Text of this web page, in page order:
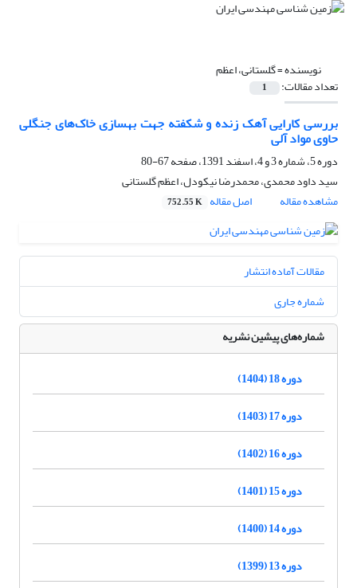
نویسنده =گلستانی، اعظم
تعداد مقالات: 1
بررسی کارایی آهک زنده و شکفته جهت بهسازی خاک‌های جنگلی
حاوی مواد آلی
دوره 5، شماره 3 و 4، اسفند 1391، صفحه
67-80
سید داود محمدی، محمدرضا نیکودل، اعظم گلستانی
مشاهده مقاله
اصل مقاله 752.55 K
مقالات آماده انتشار
شماره جاری
شماره‌های پیشین نشریه
دوره 18 (1404)
دوره 17 (1403)
دوره 16 (1402)
دوره 15 (1401)
دوره 14 (1400)
دوره 13 (1399)